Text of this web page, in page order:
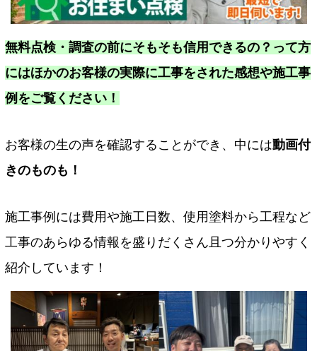
無料点検・調査の前にそもそも信用できるの？って方
にはほかのお客様の実際に工事をされた感想や施工事
例をご覧ください！
お客様の生の声を確認することができ、中には動画付
きのものも！
施工事例には費用や施工日数、使用塗料から工程など
工事のあらゆる情報を盛りだくさん且つ分かりやすく
紹介しています！